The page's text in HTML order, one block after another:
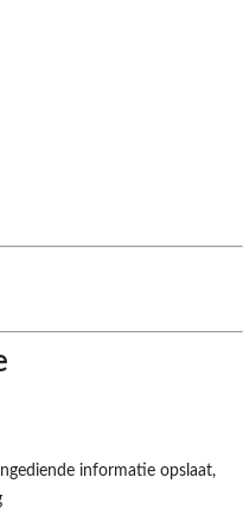
informatie opslaat,